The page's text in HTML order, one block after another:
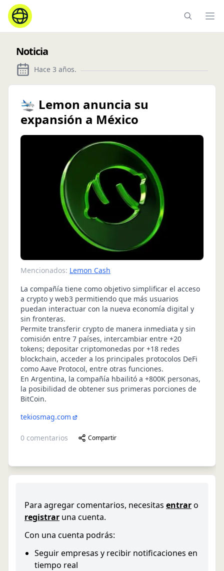
Noticia
Hace 3 años.
🛬 Lemon anuncia su
expansión a México
Mencionados: Lemon Cash
La compañía tiene como objetivo simplificar el acceso
a crypto y web3 permitiendo que más usuarios
puedan interactuar con la nueva economía digital y
sin fronteras.
Permite transferir crypto de manera inmediata y sin
comisión entre 7 países, intercambiar entre +20
tokens; depositar criptomonedas por +18 redes
blockchain, acceder a los principales protocolos DeFi
como Aave Protocol, entre otras funciones.
En Argentina, la compañía hbailitó a +800K personas,
la posibilidad de obtener sus primeras porciones de
BitCoin.
tekiosmag.com
0 comentarios Compartir
Para agregar comentarios, necesitas entraro
registrar una cuenta.
Con una cuenta podrás:
Seguir empresas y recibir notificaciones en
tiempo real